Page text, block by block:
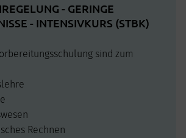
- GERINGE
- INTENSIVKURS (STBK)
sind zum
Rechnen